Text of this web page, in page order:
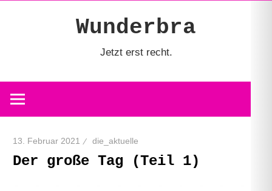
Wunderbra
Jetzt erst recht.
13. Februar 2021 die_aktuelle
Der große Tag (Teil 1)